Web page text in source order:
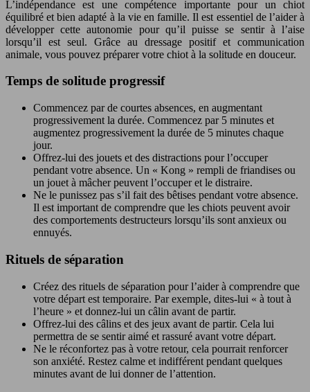
L’indépendance est une compétence importante pour un chiot
équilibré et bien adapté à la vie en famille. Il est essentiel de l’aider à
développer cette autonomie pour qu’il puisse se sentir à l’aise
lorsqu’il est seul. Grâce au dressage positif et communication
animale, vous pouvez préparer votre chiot à la solitude en douceur.
Temps de solitude progressif
Commencez par de courtes absences, en augmentant
progressivement la durée. Commencez par 5 minutes et
augmentez progressivement la durée de 5 minutes chaque
jour.
Offrez-lui des jouets et des distractions pour l’occuper
pendant votre absence. Un « Kong » rempli de friandises ou
un jouet à mâcher peuvent l’occuper et le distraire.
Ne le punissez pas s’il fait des bêtises pendant votre absence.
Il est important de comprendre que les chiots peuvent avoir
des comportements destructeurs lorsqu’ils sont anxieux ou
ennuyés.
Rituels de séparation
Créez des rituels de séparation pour l’aider à comprendre que
votre départ est temporaire. Par exemple, dites-lui « à tout à
l’heure » et donnez-lui un câlin avant de partir.
Offrez-lui des câlins et des jeux avant de partir. Cela lui
permettra de se sentir aimé et rassuré avant votre départ.
Ne le réconfortez pas à votre retour, cela pourrait renforcer
son anxiété. Restez calme et indifférent pendant quelques
minutes avant de lui donner de l’attention.